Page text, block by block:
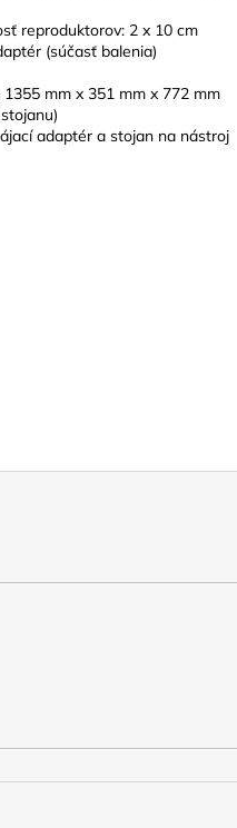
reproduktorov: 2 x 10 cm
(súčasť balenia)
mm x 351 mm x 772 mm
adaptér a stojan na nástroj